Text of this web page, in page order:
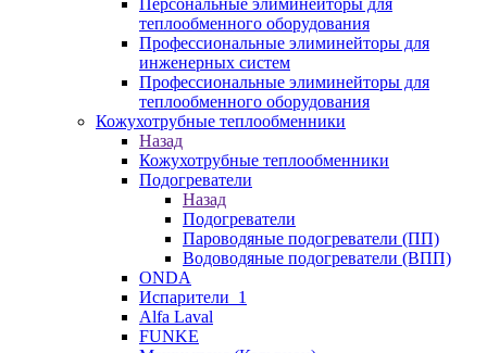
Персональные элиминейторы для
теплообменного оборудования
Профессиональные элиминейторы для
инженерных систем
Профессиональные элиминейторы для
теплообменного оборудования
Кожухотрубные теплообменники
Назад
Кожухотрубные теплообменники
Подогреватели
Назад
Подогреватели
Пароводяные подогреватели (ПП)
Водоводяные подогреватели (ВПП)
ONDA
Испарители_1
Alfa Laval
FUNKE